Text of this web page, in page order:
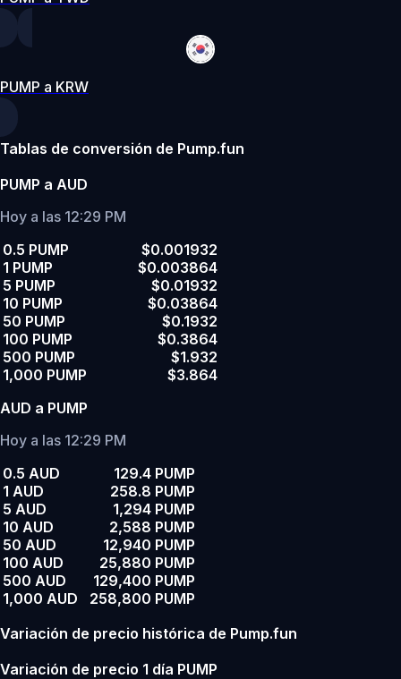
PUMP a KRW
Tablas de conversión de Pump.fun
PUMP a AUD
Hoy a las 12:29 PM
0.5 PUMP
$0.001932
1 PUMP
$0.003864
5 PUMP
$0.01932
10 PUMP
$0.03864
50 PUMP
$0.1932
100 PUMP
$0.3864
500 PUMP
$1.932
1,000 PUMP
$3.864
AUD a PUMP
Hoy a las 12:29 PM
0.5 AUD
129.4 PUMP
1 AUD
258.8 PUMP
5 AUD
1,294 PUMP
10 AUD
2,588 PUMP
50 AUD
12,940 PUMP
100 AUD
25,880 PUMP
500 AUD
129,400 PUMP
1,000 AUD
258,800 PUMP
Variación de precio histórica de Pump.fun
Variación de precio 1 día PUMP